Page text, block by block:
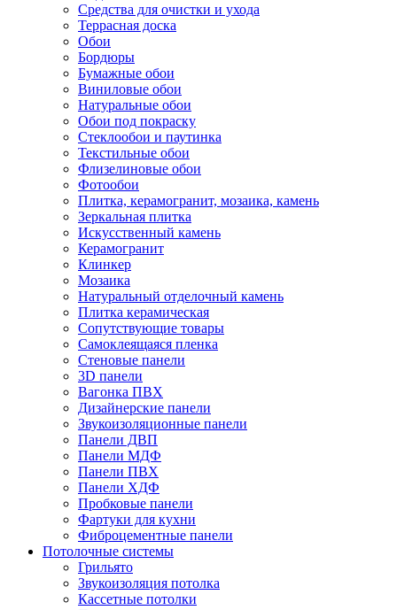
Средства для очистки и ухода
Террасная доска
Обои
Бордюры
Бумажные обои
Виниловые обои
Натуральные обои
Обои под покраску
Стеклообои и паутинка
Текстильные обои
Флизелиновые обои
Фотообои
Плитка, керамогранит, мозаика, камень
Зеркальная плитка
Искусственный камень
Керамогранит
Клинкер
Мозаика
Натуральный отделочный камень
Плитка керамическая
Сопутствующие товары
Самоклеящаяся пленка
Стеновые панели
3D панели
Вагонка ПВХ
Дизайнерские панели
Звукоизоляционные панели
Панели ДВП
Панели МДФ
Панели ПВХ
Панели ХДФ
Пробковые панели
Фартуки для кухни
Фиброцементные панели
Потолочные системы
Грильято
Звукоизоляция потолка
Кассетные потолки